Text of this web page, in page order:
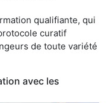
qualifiante, qui
curatif
de toute variété
avec les